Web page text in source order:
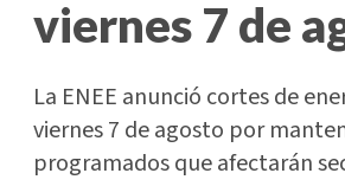
viernes 7 de
La ENEE anunció cortes de
viernes 7 de agosto por
programados que afectarán